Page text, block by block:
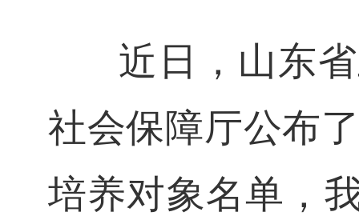
近日，山东省
社会保障厅公布
培养对象名单，